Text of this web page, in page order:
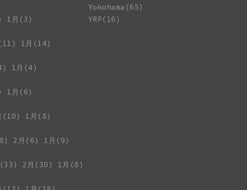
1月(3)
1月(14)
1月(4)
1月(6)
(10)
1月(8)
2月(6)
1月(9)
2月(30)
1月(8)
Yokohama(65)
YRP(16)